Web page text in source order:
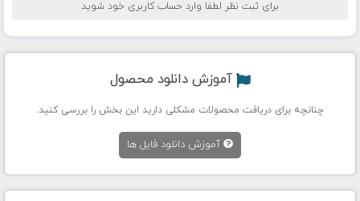
برای ثبت نظر لطفا وارد حساب کاربری خود شوید
آموزش دانلود محصول
چنانچه برای دریافت محصولات مشکلی دارید این بخش را بررسی کنید.
آموزش دانلود فایل ها